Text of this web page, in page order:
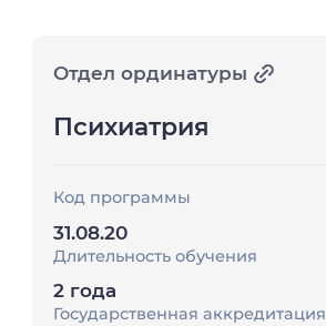
Отдел ординатуры
Психиатрия
Код программы
31.08.20
Длительность обучения
2 года
Государственная аккредитация